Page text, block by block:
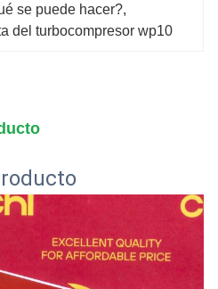
se puede hacer?,
del turbocompresor wp10